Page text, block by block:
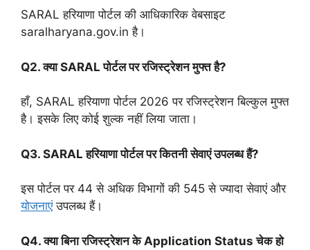
SARAL हरियाणा पोर्टल की आधिकारिक वेबसाइट
saralharyana.gov.in है।
Q2. क्या SARAL पोर्टल पर रजिस्ट्रेशन मुफ्त है?
हाँ, SARAL हरियाणा पोर्टल 2026 पर रजिस्ट्रेशन बिल्कुल मुफ्त
है। इसके लिए कोई शुल्क नहीं लिया जाता।
Q3. SARAL हरियाणा पोर्टल पर कितनी सेवाएं उपलब्ध हैं?
इस पोर्टल पर 44 से अधिक विभागों की 545 से ज्यादा सेवाएं और
योजनाएंउपलब्ध हैं।
Q4. क्या बिना रजिस्ट्रेशन के Application Status चेक हो